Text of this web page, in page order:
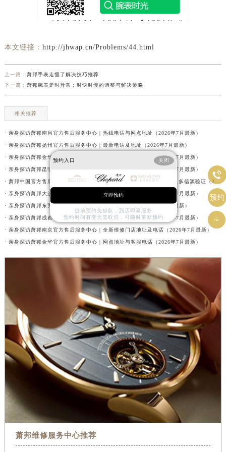
本文链接： http://jhwap.cn/Problems/44.html
上一篇： 萧邦手表走慢了解决技巧推荐
下一篇： 萧邦腕表走时异常：时快时慢的调整与解决策略
相关推荐
· 亲身探访萧邦南昌官方售后服务中心｜热线电话与网点地址（2026年7月最新）
· 亲身探访萧邦扬州官方售后服务中心｜最新电话及地址（2026年7月最新）
· 亲身探访萧邦金华官方售后服务中心｜网点地址与服务热线（2026年7月最新）
· 亲身探访萧邦昆明官方售后服务中心｜详细地址及客服热线（2026年7月最新）
· 萧邦中国官方售后服务中心服务电话及24小时详细地址实地考察报告_多信源验证（2026年7月最新）
· 亲身探访萧邦大连官方售后服务中心｜服务热线及办公地址（2026年7月最新）
· 亲身探访萧邦东莞官方售后服务中心｜网点地址与电话（2026年7月最新）
· 亲身探访萧邦成都官方售后服务中心｜最新地址与售后热线（2026年7月最新）
· 亲身探访萧邦南京官方售后服务中心｜全新维修门店地址及电话（2026年7月最新）
· 亲身探访萧邦金华官方售后服务中心｜网点地址与客服电话（2026年7月最新）
萧邦维修服务中心推荐

预约

预约入口 关闭
立即预约
提前预约免排队，到店即享服务
预约时间有变无需取消，可随时重新预约